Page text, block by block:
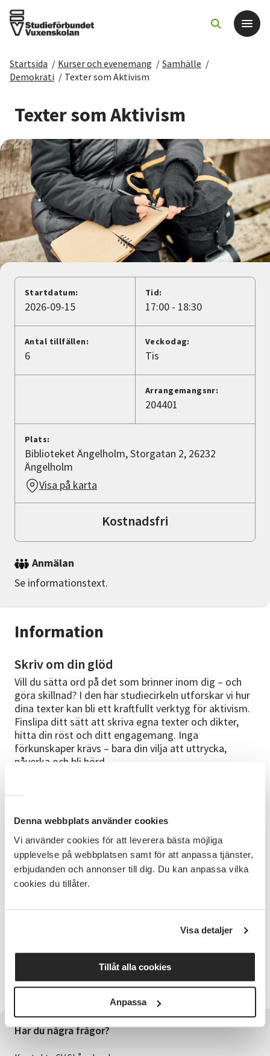
Denna webbplats använder cookies
Vi använder cookies för att leverera bästa möjliga
upplevelse på webbplatsen samt för att anpassa tjänster,
erbjudanden och annonser till dig. Du kan anpassa vilka
cookies du tillåter.
Visa detaljer
Tillåt alla cookies
Anpassa
Det här gör vi
För dig som
Sök kurser och evenemang
Om SV
Starta studiecirkel
Cirkelledare
Nyheter
Avdelningar
Lyssna
Startsida / Kurser och evenemang / Samhälle /
Demokrati / Texter som Aktivism
Texter som Aktivism
Information
Skriv om din glöd
Vill du sätta ord på det som brinner inom dig – och
göra skillnad? I den här studiecirkeln utforskar vi hur
dina texter kan bli ett kraftfullt verktyg för aktivism.
Finslipa ditt sätt att skriva egna texter och dikter,
hitta din röst och ditt engagemang. Inga
förkunskaper krävs – bara din vilja att uttrycka,
påverka och bli hörd.
varandra och tillsammans. Vi tittar på exempel där
själva kan skriva för att påverka och vad som finns
här och nu i närområdet som vi vill påverka med våra
texter. De som vill kommer att få tillfälle att
framföra sina texter framför publik en lördag i höst.
Studiecirkeln är gratis och pågår under sex tisdagar
Är du intresserad av att veta mer?
jonas.nilsson@sv.seför mer information.
Studiecirkeln anordnas tillsammans med Ängelholms
stadsbibliotek och vi kommer att vara i deras lokaler.
Startdatum:
2026-09-15
Tid:
17:00 - 18:30
Antal tillfällen:
6
Veckodag:
Tis
Arrangemangsnr:
204401
Plats:
Biblioteket Ängelholm, Storgatan 2, 26232
Ängelholm
Visa på karta
Kostnadsfri
Anmälan
Se informationstext.
Har du några frågor?